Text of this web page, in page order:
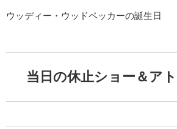
ウッディー・ウッドペッカーの誕生日
当日の休止ショー＆ア